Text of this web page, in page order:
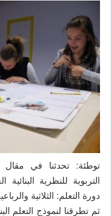
توطئة: تحدثنا في مقال
التربوية للنظرية
دورة التعلم: الثلاثية
ثم تطرقنا لنموذج التعلم